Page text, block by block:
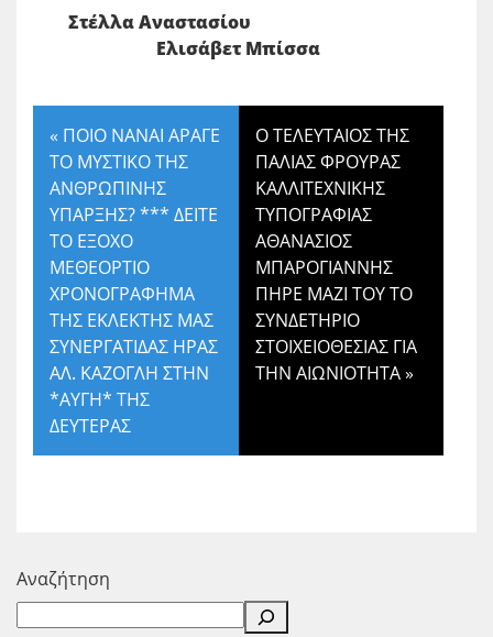
Στέλλα Αναστασίου
Ελισάβετ Μπίσσα
« ΠΟΙΟ ΝΑΝΑΙ ΑΡΑΓΕ
ΤΟ ΜΥΣΤΙΚΟ ΤΗΣ
ΑΝΘΡΩΠΙΝΗΣ
ΥΠΑΡΞΗΣ? *** ΔΕΙΤΕ
ΤΟ ΕΞΟΧΟ
ΜΕΘΕΟΡΤΙΟ
ΧΡΟΝΟΓΡΑΦΗΜΑ
ΤΗΣ ΕΚΛΕΚΤΗΣ ΜΑΣ
ΣΥΝΕΡΓΑΤΙΔΑΣ ΗΡΑΣ
ΑΛ. ΚΑΖΟΓΛΗ ΣΤΗΝ
*ΑΥΓΗ* ΤΗΣ
ΔΕΥΤΕΡΑΣ
Ο ΤΕΛΕΥΤΑΙΟΣ ΤΗΣ
ΠΑΛΙΑΣ ΦΡΟΥΡΑΣ
ΚΑΛΛΙΤΕΧΝΙΚΗΣ
ΤΥΠΟΓΡΑΦΙΑΣ
ΑΘΑΝΑΣΙΟΣ
ΜΠΑΡΟΓΙΑΝΝΗΣ
ΠΗΡΕ ΜΑΖΙ ΤΟΥ ΤΟ
ΣΥΝΔΕΤΗΡΙΟ
ΣΤΟΙΧΕΙΟΘΕΣΙΑΣ ΓΙΑ
ΤΗΝ ΑΙΩΝΙΟΤΗΤΑ»
Αναζήτηση